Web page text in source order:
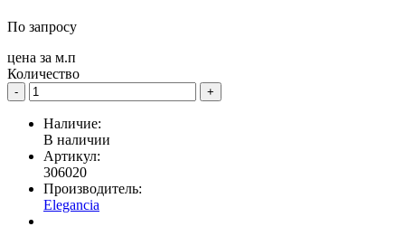
По запросу
цена за м.п
Количество
- +
Наличие:
В наличии
Артикул:
306020
Производитель:
Elegancia